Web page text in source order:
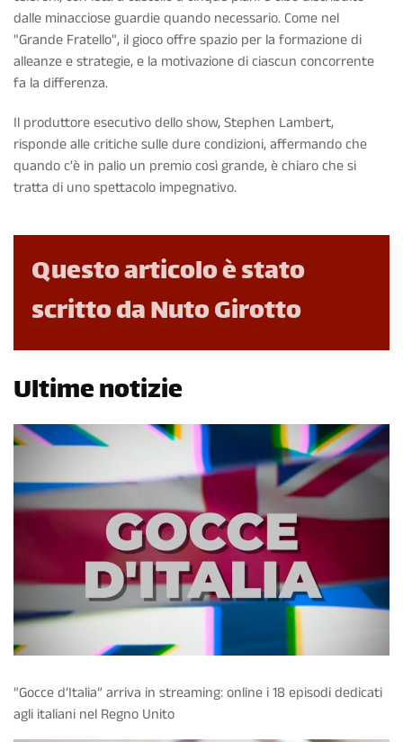
dalle minacciose guardie quando necessario. Come nel
"Grande Fratello", il gioco offre spazio per la formazione di
alleanze e strategie, e la motivazione di ciascun concorrente
fa la differenza.
Il produttore esecutivo dello show, Stephen Lambert,
risponde alle critiche sulle dure condizioni, affermando che
quando c'è in palio un premio così grande, è chiaro che si
tratta di uno spettacolo impegnativo.
Questo articolo è stato
scritto da Nuto Girotto
Ultime notizie
“Gocce d’Italia” arriva in streaming: online i 18 episodi dedicati
agli italiani nel Regno Unito